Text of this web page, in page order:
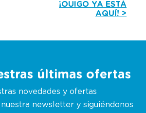
¡OUIGO YA ESTÁ
AQUÍ! >
últimas ofertas
novedades y ofertas
newsletter y siguiéndonos